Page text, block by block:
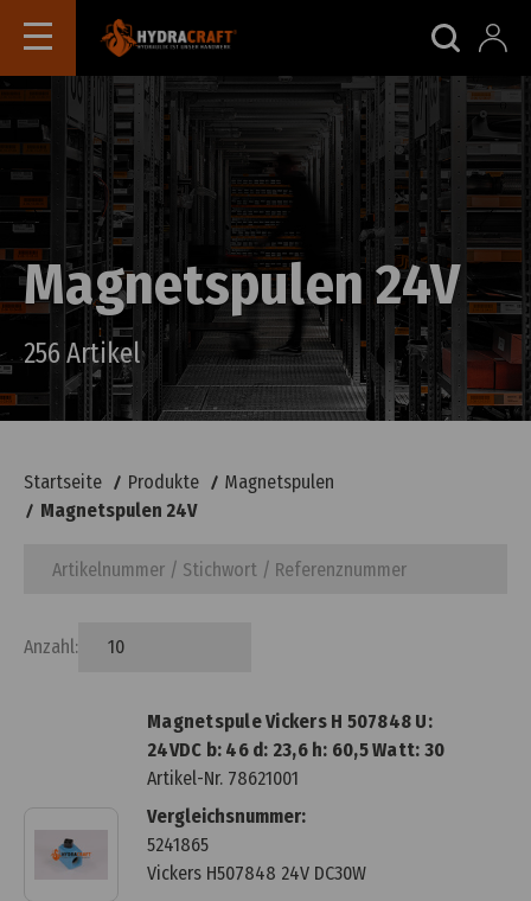
Magnetspulen 24V
256 Artikel
Startseite Produkte
Magnetspulen
Magnetspulen 24V
Anzahl:
Magnetspule Vickers H 507848 U:
24VDC b: 46 d: 23,6 h: 60,5 Watt: 30
Artikel-Nr. 78621001
Vergleichsnummer:
5241865
Vickers H507848 24V DC30W